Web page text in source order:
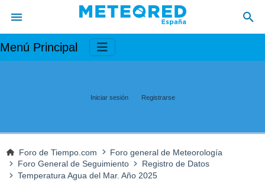
Menú Principal
Iniciar sesión Registrarse
Foro de Tiempo.com
Foro general de Meteorología
Foro General de Seguimiento
Registro de Datos
Temperatura Agua del Mar. Año 2025